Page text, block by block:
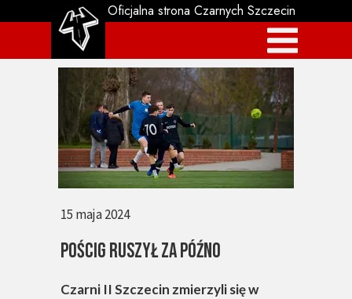
Czarni II Szczecin zmierzyli się w
POŚCIG RUSZYŁ ZA PÓŹNO
15 maja 2024
Oficjalna strona Czarnych Szczecin